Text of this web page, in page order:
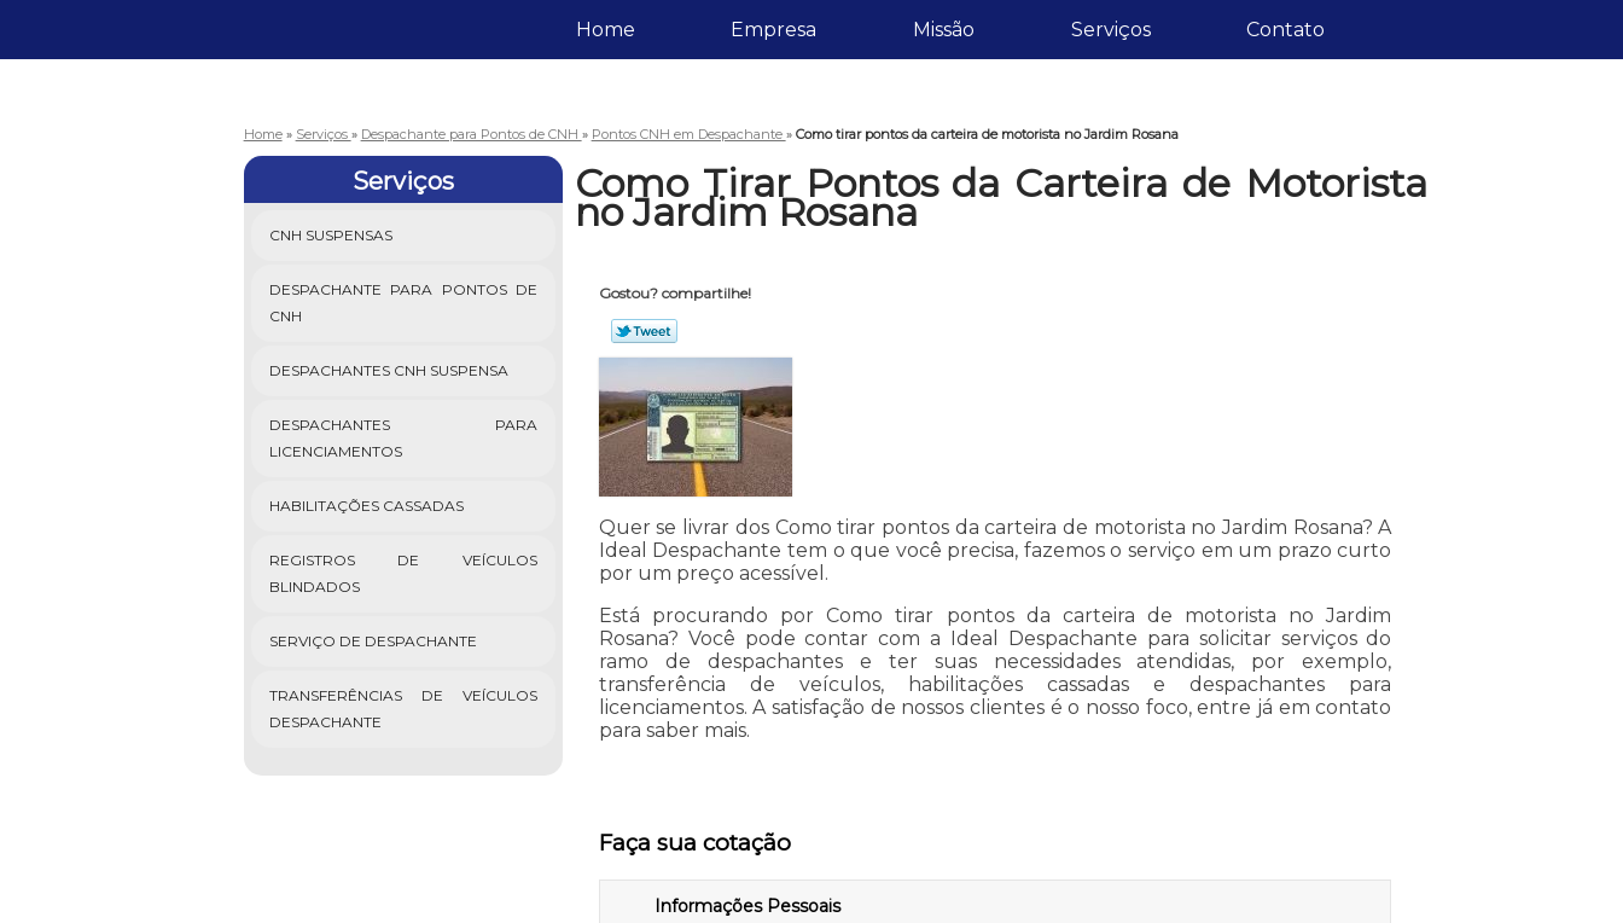
Home Empresa Missão Serviços Contato
Home » Serviços » Despachante para Pontos de CNH » Pontos CNH em Despachante » Como tirar pontos da carteira de motorista no Jardim Rosana
Serviços
CNH SUSPENSAS
DESPACHANTE PARA PONTOS DE
CNH
DESPACHANTES CNH SUSPENSA
DESPACHANTES PARA
LICENCIAMENTOS
HABILITAÇÕES CASSADAS
REGISTROS DE VEÍCULOS
BLINDADOS
SERVIÇO DE DESPACHANTE
TRANSFERÊNCIAS DE VEÍCULOS
DESPACHANTE
Como Tirar Pontos da Carteira de Motorista
no Jardim Rosana
Gostou? compartilhe!
Quer se livrar dos Como tirar pontos da carteira de motorista no Jardim Rosana? A
Ideal Despachante tem o que você precisa, fazemos o serviço em um prazo curto
por um preço acessível.
Está procurando por Como tirar pontos da carteira de motorista no Jardim
Rosana? Você pode contar com a Ideal Despachante para solicitar serviços do
ramo de despachantes e ter suas necessidades atendidas, por exemplo,
transferência de veículos, habilitações cassadas e despachantes para
licenciamentos. A satisfação de nossos clientes é o nosso foco, entre já em contato
para saber mais.
Faça sua cotação
Informações Pessoais